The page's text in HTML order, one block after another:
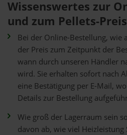
Wissenswertes zur
und zum Pellets-Preis
Bei der Online-Bestellung, wie
der Preis zum Zeitpunkt der
wann durch unseren Händler
wird. Sie erhalten sofort nach
eine Bestätigung per E-Mail,
Details zur Bestellung
Wie groß der Lagerraum sein
davon ab, wie viel Heizleistung